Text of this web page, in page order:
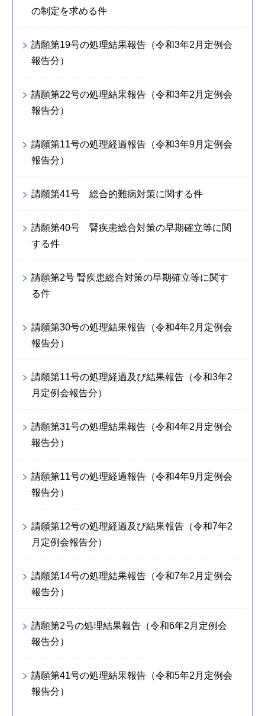
の制定を求める件
請願第19号の処理結果報告（令和3年2月定例会
報告分）
請願第22号の処理結果報告（令和3年2月定例会
報告分）
請願第11号の処理経過報告（令和3年9月定例会
報告分）
請願第41号 総合的難病対策に関する件
請願第40号 腎疾患総合対策の早期確立等に関
する件
請願第2号 腎疾患総合対策の早期確立等に関す
る件
請願第30号の処理結果報告（令和4年2月定例会
報告分）
請願第11号の処理経過及び結果報告（令和3年2
月定例会報告分）
請願第31号の処理結果報告（令和4年2月定例会
報告分）
請願第11号の処理経過報告（令和4年9月定例会
報告分）
請願第12号の処理経過及び結果報告（令和7年2
月定例会報告分）
請願第14号の処理結果報告（令和7年2月定例会
報告分）
請願第2号の処理結果報告（令和6年2月定例会
報告分）
請願第41号の処理結果報告（令和5年2月定例会
報告分）